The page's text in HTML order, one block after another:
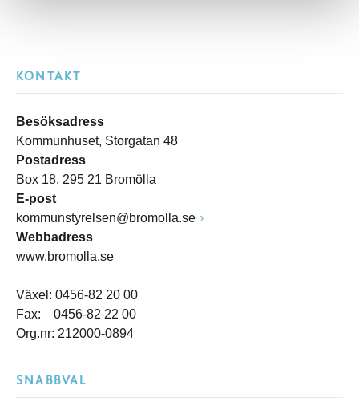
KONTAKT
Besöksadress
Kommunhuset, Storgatan 48
Postadress
Box 18, 295 21 Bromölla
E-post
kommunstyrelsen@bromolla.se
Webbadress
www.bromolla.se
Växel: 0456-82 20 00
Fax: 0456-82 22 00
Org.nr: 212000-0894
SNABBVAL